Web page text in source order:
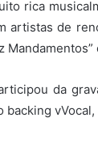
rica
artistas de
Mandamentos”
da
backing